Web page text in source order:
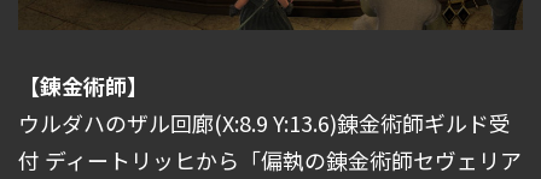
【錬金術師】
ウルダハのザル回廊(X:8.9 Y:13.6)錬金術師ギルド受
付 ディートリッヒから「偏執の錬金術師セヴェリア